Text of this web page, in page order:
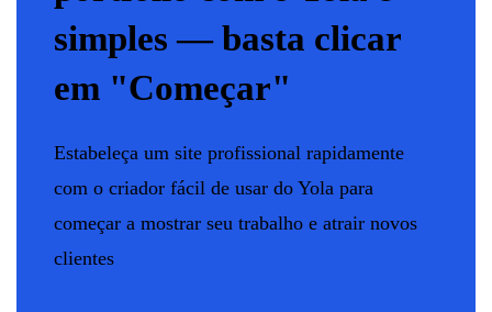
simples — basta clicar
em "Começar"
Estabeleça um site profissional rapidamente
com o criador fácil de usar do Yola para
começar a mostrar seu trabalho e atrair novos
clientes